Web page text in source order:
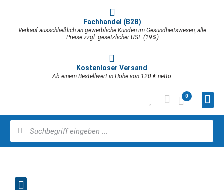
Fachhandel (B2B)
Verkauf ausschließlich an gewerbliche Kunden im Gesundheitswesen, alle
Preise zzgl. gesetzlicher USt. (19%)
Kostenloser Versand
Ab einem Bestellwert in Höhe von 120 € netto
0